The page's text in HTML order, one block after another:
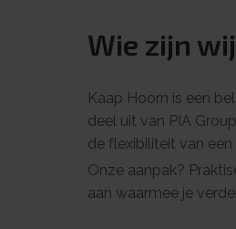
Wie zijn
Kaap Hoorn is een
deel uit van PIA
de flexibiliteit van
Onze aanpak?
aan waarmee je